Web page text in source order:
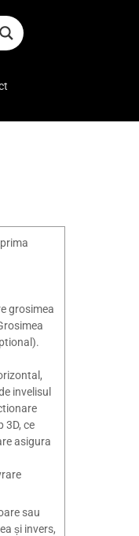
grosimea
invelisul
3D, ce
asigura
sau
și invers,